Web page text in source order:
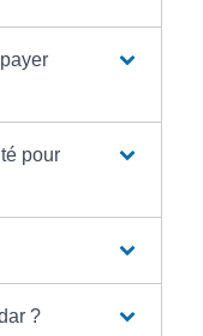
pour
?